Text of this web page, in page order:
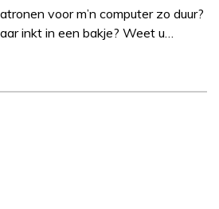
voor m’n computer zo duur?
inkt in een bakje? Weet u…